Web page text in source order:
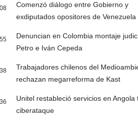
Comenzó diálogo entre Gobierno y
exdiputados opositores de Venezuela
Denuncian en Colombia montaje
Petro e Iván Cepeda
Trabajadores chilenos del
rechazan megarreforma de Kast
Unitel restableció servicios en Angola
ciberataque